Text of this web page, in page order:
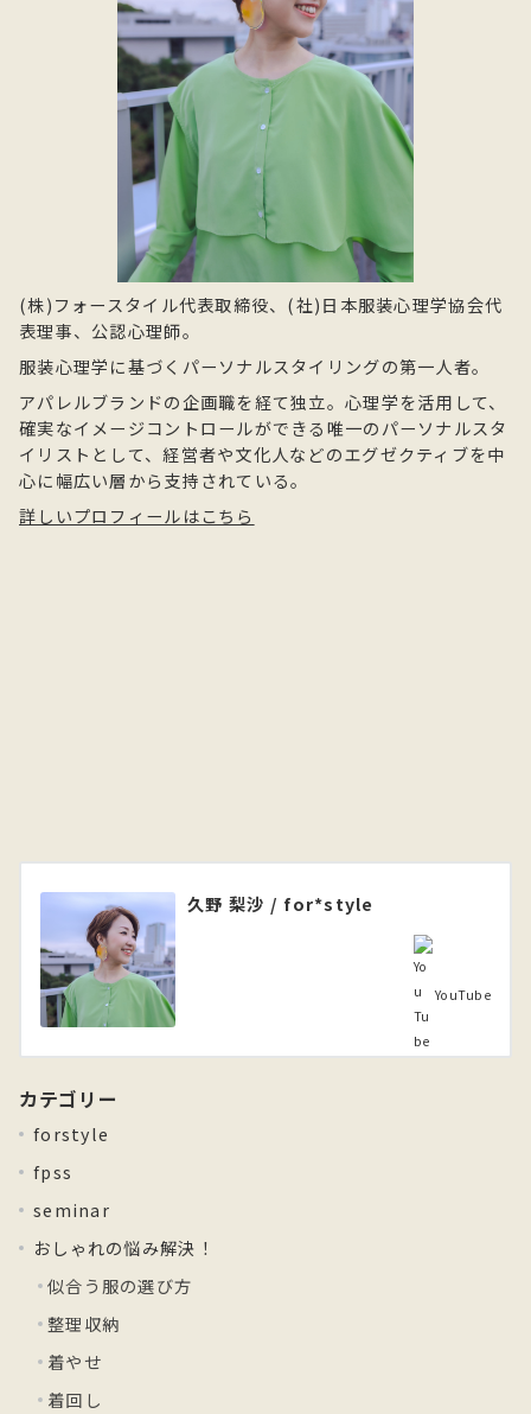
(株)フォースタイル代表取締役、(社)日本服装心理学協会代
表理事、公認心理師。
服装心理学に基づくパーソナルスタイリングの第一人者。
アパレルブランドの企画職を経て独立。心理学を活用して、
確実なイメージコントロールができる唯一のパーソナルスタ
イリストとして、経営者や文化人などのエグゼクティブを中
心に幅広い層から支持されている。
詳しいプロフィールはこちら
久野 梨沙 / for*style
YouTube
カテゴリー
forstyle
fpss
seminar
おしゃれの悩み解決！
似合う服の選び方
整理収納
着やせ
着回し